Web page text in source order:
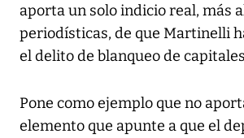
aporta un solo indicio real, más
periodísticas, de que Martinelli
el delito de blanqueo de
Pone como ejemplo que no
elemento que apunte a que el